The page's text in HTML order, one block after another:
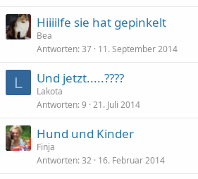
Hiiiilfe sie hat gepinkelt
Bea
Antworten 37 11. September 2014
L Und jetzt.....????
Lakota
Antworten 9 21. Juli 2014
Hund und Kinder
Finja
Antworten 32 16. Februar 2014